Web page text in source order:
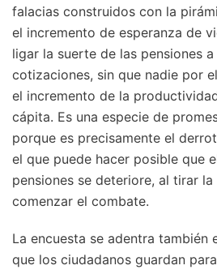
falacias construidos con la
el incremento de esperanza de
ligar la suerte de las pensiones
cotizaciones, sin que nadie por
el incremento de la
cápita. Es una especie de
porque es precisamente el
el que puede hacer posible que
pensiones se deteriore, al tirar
comenzar el combate.
La encuesta se adentra también
que los ciudadanos guardan